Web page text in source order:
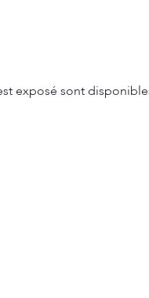
exposé sont